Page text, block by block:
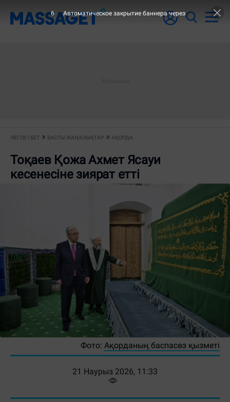
НЕГІЗГІ БЕТ БАСТЫ ЖАҢАЛЫҚТАР АҚОРДА
Тоқаев Қожа Ахмет Ясауи
кесенесіне зиярат етті
Фото: Ақорданың баспасөз қызметі
21 Наурыз 2026, 11:33
6 Автоматическое закрытие баннера через